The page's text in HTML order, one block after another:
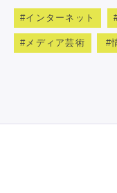
インターネット
メディア芸術